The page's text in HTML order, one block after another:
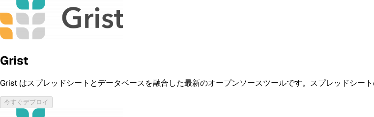
Grist
Grist はスプレッドシートとデータベースを融合した最新のオープンソースツールです。スプレッドシー
今すぐデプロイ